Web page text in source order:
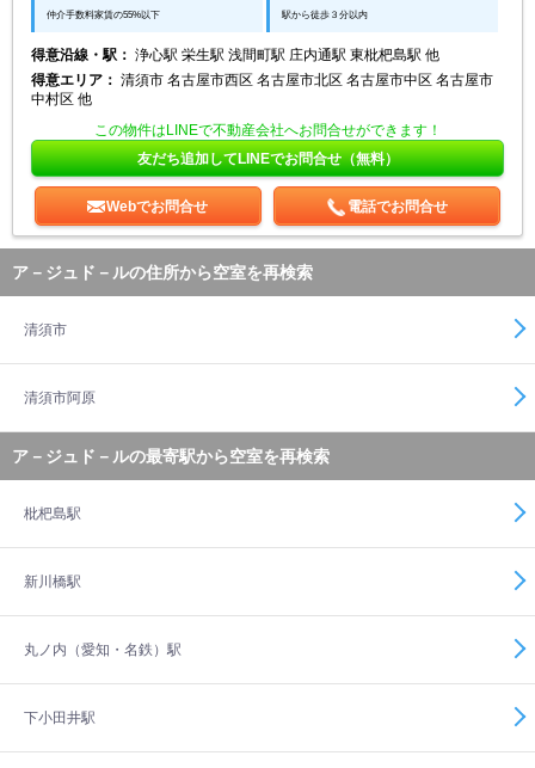
仲介手数料家賃の55%以下 駅から徒歩３分以内
得意沿線・駅： 浄心駅 栄生駅 浅間町駅 庄内通駅 東枇杷島駅 他
得意エリア： 清須市 名古屋市西区 名古屋市北区 名古屋市中区 名古屋市
中村区 他
この物件はLINEで不動産会社へお問合せができます！
友だち追加してLINEでお問合せ（無料）
Webでお問合せ 電話でお問合せ
ア－ジュド－ルの住所から空室を再検索
清須市
清須市阿原
ア－ジュド－ルの最寄駅から空室を再検索
枇杷島駅
新川橋駅
丸ノ内（愛知・名鉄）駅
下小田井駅